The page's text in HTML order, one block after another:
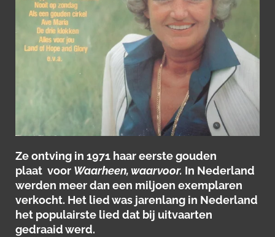
Ze ontving in 1971 haar eerste gouden
plaat voor Waarheen, waarvoor. In Nederland
werden meer dan een miljoen exemplaren
verkocht. Het lied was jarenlang in Nederland
het populairste lied dat bij uitvaarten
gedraaid werd.